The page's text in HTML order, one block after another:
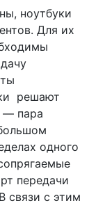
ноутбуки
Для их
решают
— пара
одного
передачи
связи с этим